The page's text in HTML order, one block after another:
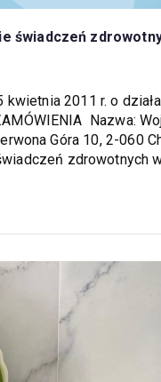
świadczeń
2011 r. o
Nazwa:
Góra 10, 2-060
zdrowotnych